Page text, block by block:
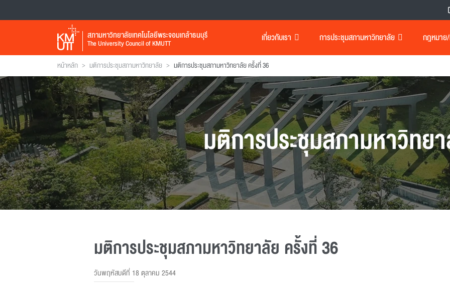
สภามหาวิทยาลัยเทคโนโลยีพระจอมเกล้าธนบุรี
The University Council of KMUTT เกี่ยวกับเรา การประชุมสภามหาวิทยาลัย กฎหมาย/
หน้าหลัก > มติการประชุมสภามหาวิทยาลัย > มติการประชุมสภามหาวิทยาลัย ครั้งที่ 36
มติการประชุมสภามหาวิทย
มติการประชุมสภามหาวิทยาลัย ครั้งที่ 36
วันพฤหัสบดีที่ 18 ตุลาคม 2544